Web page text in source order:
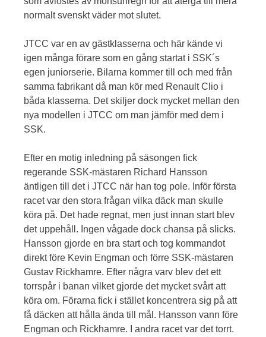
normalt svenskt väder mot slutet.
JTCC var en av gästklasserna och här kände vi
igen många förare som en gång startat i SSK´s
egen juniorserie. Bilarna kommer till och med från
samma fabrikant då man kör med Renault Clio i
båda klasserna. Det skiljer dock mycket mellan den
nya modellen i JTCC om man jämför med dem i
SSK.
Efter en motig inledning på säsongen fick
regerande SSK-mästaren Richard Hansson
äntligen till det i JTCC när han tog pole. Inför första
racet var den stora frågan vilka däck man skulle
köra på. Det hade regnat, men just innan start blev
det uppehåll. Ingen vågade dock chansa på slicks.
Hansson gjorde en bra start och tog kommandot
direkt före Kevin Engman och förre SSK-mästaren
Gustav Rickhamre. Efter några varv blev det ett
torrspår i banan vilket gjorde det mycket svårt att
köra om. Förarna fick i stället koncentrera sig på att
få däcken att hålla ända till mål. Hansson vann före
Engman och Rickhamre. I andra racet var det torrt.